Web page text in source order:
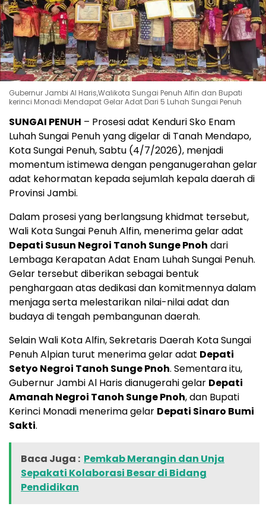
Gubernur Jambi Al Haris,Walikota Sungai Penuh Alfin dan Bupati
kerinci Monadi Mendapat Gelar Adat Dari 5 Luhah Sungai Penuh
SUNGAI PENUH – Prosesi adat Kenduri Sko Enam
Luhah Sungai Penuh yang digelar di Tanah Mendapo,
Kota Sungai Penuh, Sabtu (4/7/2026), menjadi
momentum istimewa dengan penganugerahan gelar
adat kehormatan kepada sejumlah kepala daerah di
Provinsi Jambi.
Dalam prosesi yang berlangsung khidmat tersebut,
Wali Kota Sungai Penuh Alfin, menerima gelar adat
Depati Susun Negroi Tanoh Sunge Pnoh dari
Lembaga Kerapatan Adat Enam Luhah Sungai Penuh.
Gelar tersebut diberikan sebagai bentuk
penghargaan atas dedikasi dan komitmennya dalam
menjaga serta melestarikan nilai-nilai adat dan
budaya di tengah pembangunan daerah.
Selain Wali Kota Alfin, Sekretaris Daerah Kota Sungai
Penuh Alpian turut menerima gelar adat Depati
Setyo Negroi Tanoh Sunge Pnoh. Sementara itu,
Gubernur Jambi Al Haris dianugerahi gelar Depati
Amanah Negroi Tanoh Sunge Pnoh, dan Bupati
Kerinci Monadi menerima gelar Depati Sinaro Bumi
Sakti.
Baca Juga : Pemkab Merangin dan Unja
Sepakati Kolaborasi Besar di Bidang
Pendidikan